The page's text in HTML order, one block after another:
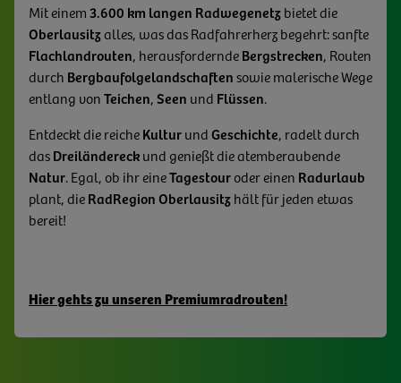
Mit einem3.600 km langen Radwegenetzbietet die
Oberlausitzalles, was das Radfahrerherz begehrt: sanfte
Flachlandrouten, herausforderndeBergstrecken, Routen
durch Bergbaufolgelandschaftensowie malerische Wege
entlang vonTeichen,Seen und Flüssen.
Entdeckt die reicheKulturundGeschichte, radelt durch
dasDreiländereckund genießt die atemberaubende
Natur. Egal, ob ihr eineTagestouroder einen Radurlaub
plant, dieRadRegion Oberlausitzhält für jeden etwas
bereit!
Hier gehts zu unseren Premiumradrouten!